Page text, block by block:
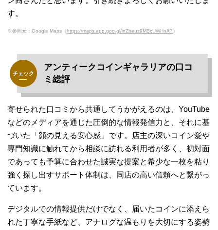
す。
※参照元：Google Maps（https://maps.app.goo.gl/inZbeuz9MBcUWHnA7 ）
アンティークコインギャラリアの口コ
ミ総評
寄せられた口コミから共通してうかがえるのは、YouTube
などのメディアを通じた圧倒的な情報発信力と、それに基
づいた「顔の見える安心感」です。店主の深いコイン愛や
専門知識に触れてから相談に訪れる利用者が多く、初対面
であっても予算に合わせた誠実な提案と希少な一枚を粘り
強く探し出すサポート体制は、同店の高い信頼へと繋がっ
ています。
デジタルでの情報提供だけでなく、届いたコインに添えら
れた丁寧な手紙など、アナログな温もりを大切にする姿勢